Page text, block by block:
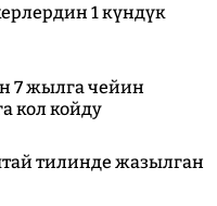
1 күндүк
7 жылга чейин
кол койду
тилинде жазылган